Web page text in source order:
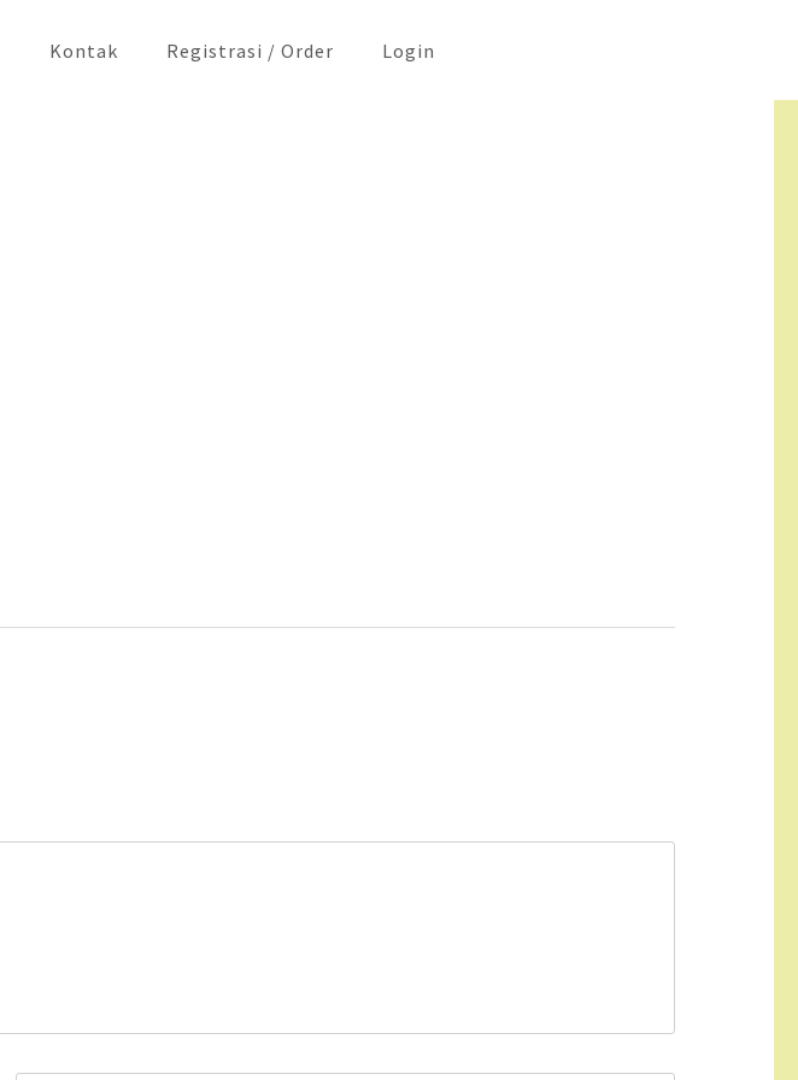
Kontak Registrasi / Order Login